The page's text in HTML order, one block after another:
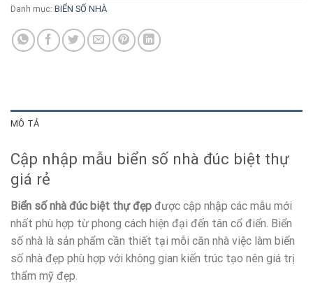
Danh mục: BIỂN SỐ NHÀ
MÔ TẢ
Cập nhập mẫu biển số nhà đúc biệt thự
giá rẻ
Biển số nhà đúc biệt thự đẹp được cập nhập các mẫu mới
nhất phù hợp từ phong cách hiện đại đến tân cổ điển. Biển
số nhà là sản phẩm cần thiết tại mỗi căn nhà việc làm biển
số nhà đẹp phù hợp với không gian kiến trúc tạo nên giá trị
thẩm mỹ đẹp.